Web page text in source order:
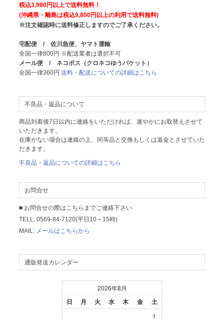
税込3,980円以上で送料無料！
(沖縄県・離島は税込9,800円以上の利用で送料無料)
※注文確認時に送料修正しますのでご了承ください。
宅配便 / 佐川急便、ヤマト運輸
全国一律800円 ※配送業者は選択不可
メール便 / ネコポス（クロネコゆうパケット）
全国一律360円 送料・配送についての詳細はこちら
不良品・返品について
商品到着後7日以内に連絡をいただければ、速やかにお取替えさせて
いただきます。
在庫がない場合は連絡の上、同等品と交換もしくは返金とさせていた
だきます。
不良品・返品についての詳細はこちら
お問合せ
■ お問合せの際はこちらまでご連絡下さい
TELL: 0569-84-7120(平日10～15時)
MAIL: メールはこちらから
通販発送カレンダー